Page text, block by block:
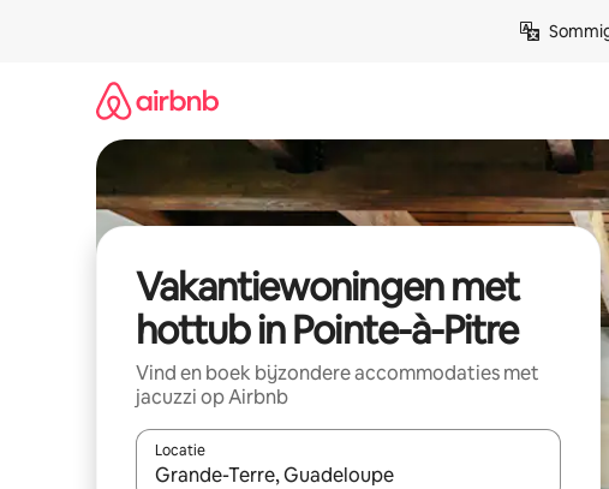
Vakantiewoningen met
hottub in Pointe-à-Pitre
Vind en boek bijzondere accommodaties met
jacuzzi op Airbnb
Locatie
Wanneer er suggesties beschikbaar zijn, maak je een